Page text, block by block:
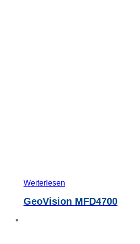
Weiterlesen
GeoVision MFD4700